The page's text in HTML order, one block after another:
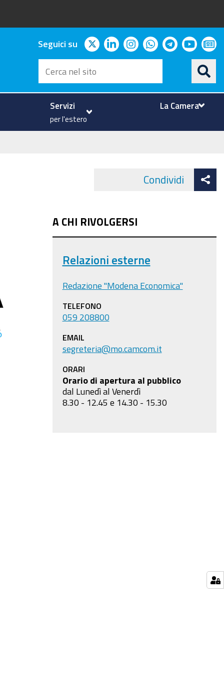
Seguici su twitterlinkedininstagram
whatsapp
telegram
Cerca
nel
sito
Servizi
per l'estero
La Camera
Condividi
A CHI RIVOLGERSI
Relazioni esterne
Redazione "Modena Economica"
TELEFONO
059 208800
EMAIL
segreteria@mo.camcom.it
ORARI
Orario di apertura al pubblico
dal Lunedì al Venerdì
8.30 - 12.45 e 14.30 - 15.30